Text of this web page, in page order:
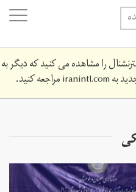
را مشاهده می کنید که دیگر به
بهiranintl.comمراجعه کنید.